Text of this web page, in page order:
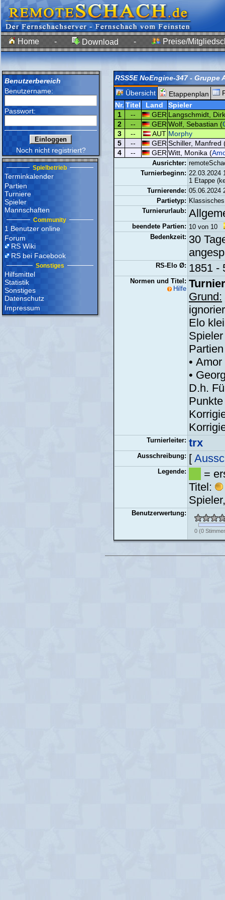
Home - Download - Preise/
Benutzerbereich
Benutzername:
Passwort:
Noch nicht registriert?
Spielbetrieb
Terminkalender
Partien
Turniere
Spieler
Mannschaften
Community
1 Benutzer online
Forum
RS Wiki
RS bei Facebook
Sonstiges
Hilfsmittel
Statistik
Sonstiges
Datenschutz
Impressum
RSS5E NoEngine-347 - Gruppe
Übersicht
Etappenplan
Nr. Titel Land
Spieler
1
-- GER Langschmidt,
2
-- GER Wolf, Sebastian (
3
-- AUT Morphy
5
-- GER Schiller, Manfred
4
-- GER Witt, Monika (
Ausrichter:
Turnierbeginn: 22.03.2024
1 Etappe
Turnierende: 05.06.2024
Partietyp:
Turnierurlaub:
beendete Partien: 10 von 10
Bedenkzeit: 30
RS-Elo Ø: 1851 -
Normen und Titel:
Hilfe
Grund:
Elo
• Amor
•
D.h.
Turnierleiter: trx
Ausschreibung: [
Legende:
=
Titel:
Spieler,
Benutzerwertung:
0 (0